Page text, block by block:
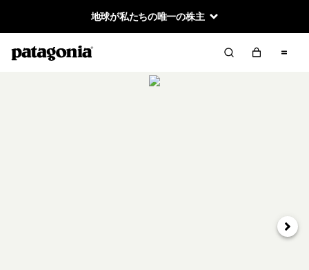
地球が私たちの唯一の株主
次へ